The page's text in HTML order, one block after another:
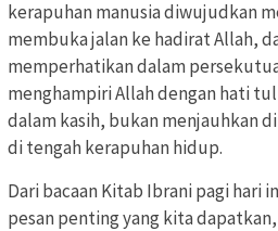
kerapuhan manusia diwujudkan
membuka jalan ke hadirat Allah,
memperhatikan dalam
menghampiri Allah dengan hati
dalam kasih, bukan menjauhkan
di tengah kerapuhan hidup.
Dari bacaan Kitab Ibrani pagi hari
pesan penting yang kita